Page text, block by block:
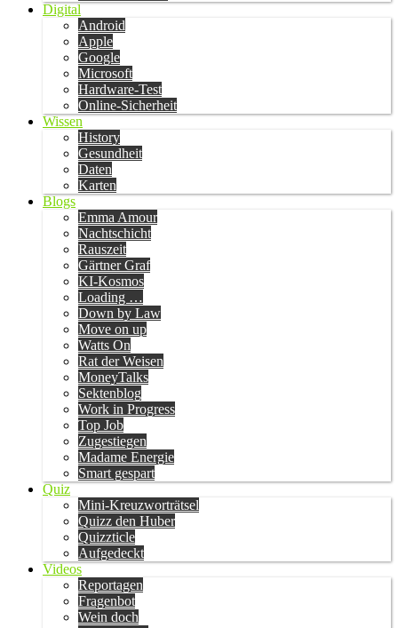
Digital
Android
Apple
Google
Microsoft
Hardware-Test
Online-Sicherheit
Wissen
History
Gesundheit
Daten
Karten
Blogs
Emma Amour
Nachtschicht
Rauszeit
Gärtner Graf
KI-Kosmos
Loading …
Down by Law
Move on up
Watts On
Rat der Weisen
MoneyTalks
Sektenblog
Work in Progress
Top Job
Zugestiegen
Madame Energie
Smart gespart
Quiz
Mini-Kreuzworträtsel
Quizz den Huber
Quizzticle
Aufgedeckt
Videos
Reportagen
Fragenbot
Wein doch